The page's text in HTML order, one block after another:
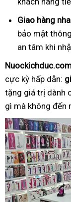
Giao hàng
bảo mật
an tâm khi
cực kỳ hấp dẫn:
tặng giá trị dành
gì mà không đến